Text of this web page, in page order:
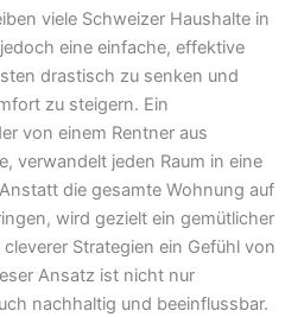
viele Schweizer Haushalte in
eine einfache, effektive
drastisch zu senken und
zu steigern. Ein
von einem Rentner aus
verwandelt jeden Raum in eine
die gesamte Wohnung auf
wird gezielt ein gemütlicher
Strategien ein Gefühl von
Ansatz ist nicht nur
nachhaltig und beeinflussbar.